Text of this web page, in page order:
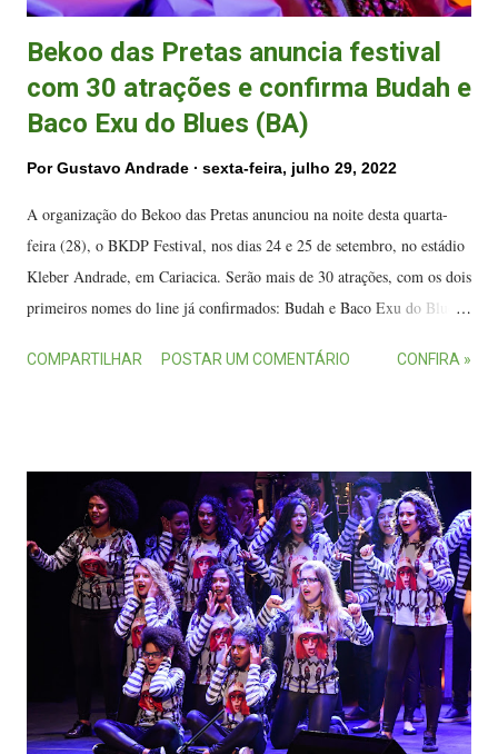
Bekoo das Pretas anuncia festival
com 30 atrações e confirma Budah e
Baco Exu do Blues (BA)
PorGustavo Andrade sexta-feira, julho 29, 2022
A organização do Bekoo das Pretas anunciou na noite desta quarta-
feira (28), o BKDP Festival, nos dias 24 e 25 de setembro, no estádio
Kleber Andrade, em Cariacica. Serão mais de 30 atrações, com os dois
primeiros nomes do line já confirmados: Budah e Baco Exu do Blues
Festival. (FOTO: Reprodução/Instagram) A venda do lote
pelo acessório cashless - entenda no fim da matéria. O mapa do BKDP
Festival foi divulgado, com pista única, na área do campo; a Budlaje,
em uma das arquibancadas; e os palcos Mic e Beats. Manifesto O site
do festival divulgou um manifesto em que descreve o evento. Leia a
integra: "Criando futuros através da música BKDP é movimento,
ritmo e transformação. Um festival que se firma como um local, um
COMPARTILHAR POSTAR UM COMENTÁRIO CONFIRA »